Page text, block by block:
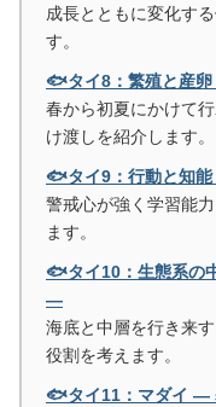
成長とともに変化す
す。
🐟タイ8：繁殖と産
春から初夏にかけて
け渡しを紹介します。
🐟タイ9：行動と知
警戒心が強く学習能
ます。
🐟タイ10：生態系の
―
海底と中層を行き来
役割を考えます。
🐟タイ11：マダイ ―